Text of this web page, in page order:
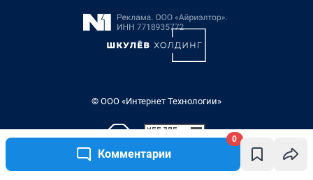
Комментарии
0
© ООО «Интернет Технологии»